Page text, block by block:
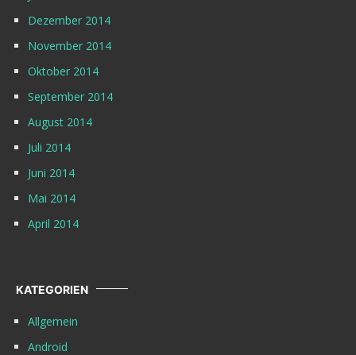
Dezember 2014
November 2014
Oktober 2014
September 2014
August 2014
Juli 2014
Juni 2014
Mai 2014
April 2014
KATEGORIEN
Allgemein
Android